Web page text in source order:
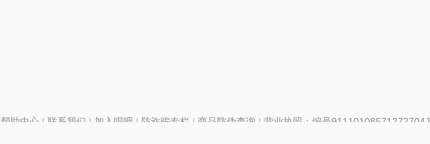
帮助中心 | 联系我们 | 加入唱吧 | 防诈骗专栏 | 商品防伪查询 | 营业执照：编号91110108571272704J